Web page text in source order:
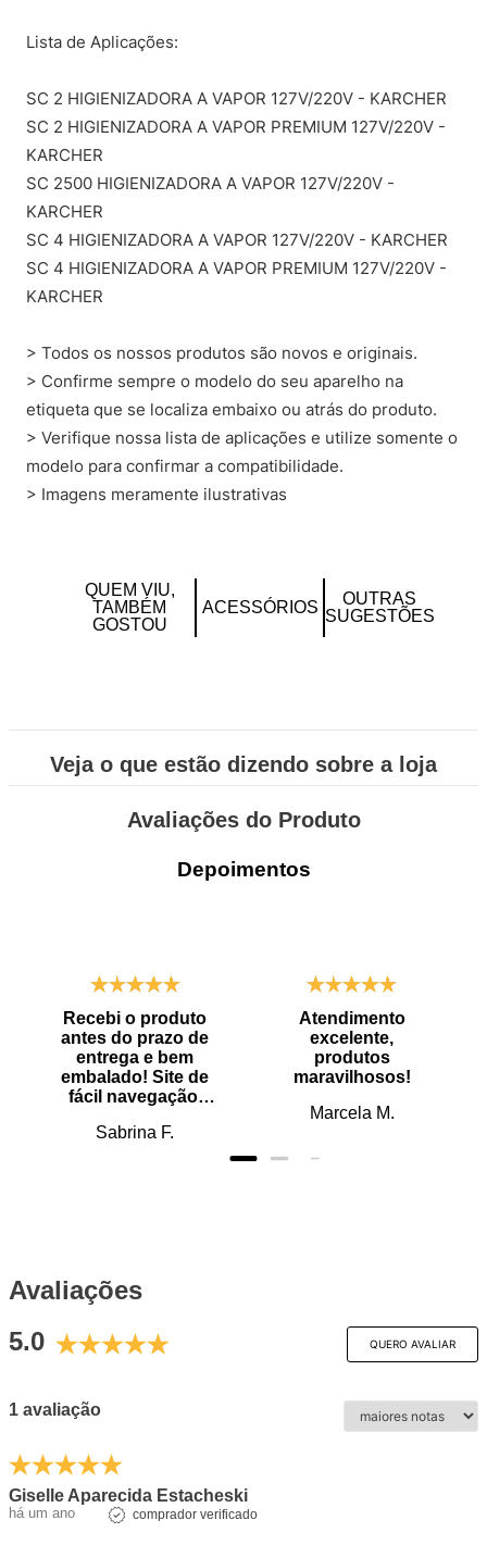
Lista de Aplicações:
SC 2 HIGIENIZADORA A VAPOR 127V/220V - KARCHER
SC 2 HIGIENIZADORA A VAPOR PREMIUM 127V/220V -
KARCHER
SC 2500 HIGIENIZADORA A VAPOR 127V/220V -
KARCHER
SC 4 HIGIENIZADORA A VAPOR 127V/220V - KARCHER
SC 4 HIGIENIZADORA A VAPOR PREMIUM 127V/220V -
KARCHER
> Todos os nossos produtos são novos e originais.
> Confirme sempre o modelo do seu aparelho na
etiqueta que se localiza embaixo ou atrás do produto.
> Verifique nossa lista de aplicações e utilize somente o
modelo para confirmar a compatibilidade.
> Imagens meramente ilustrativas
QUEM VIU,
TAMBÉM
GOSTOU
ACESSÓRIOS
OUTRAS
SUGESTÕES
Veja o que estão dizendo sobre a loja
Avaliações do Produto
Depoimentos
Recebi o produto
antes do prazo de
entrega e bem
embalado! Site de
fácil navegação.
Sabrina F.
Atendimento
excelente,
produtos
maravilhosos!
Marcela M.
Avaliações
5.0
QUERO AVALIAR
1 avaliação
Giselle Aparecida Estacheski
há um ano comprador verificado